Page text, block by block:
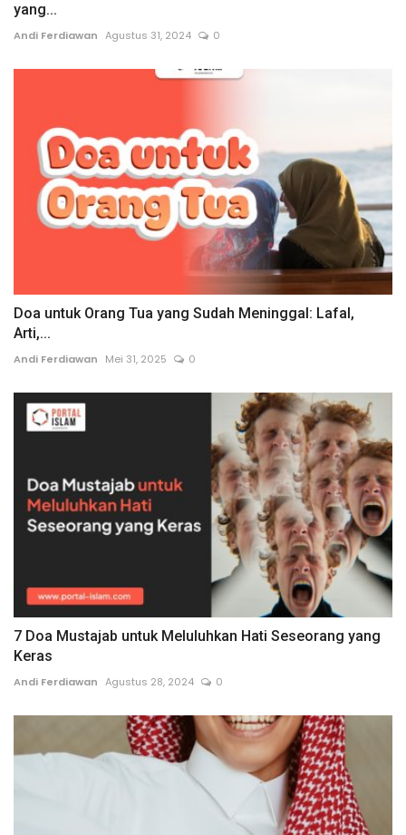
yang...
Andi Ferdiawan Agustus 31, 2024 0
Doa untuk Orang Tua yang Sudah Meninggal: Lafal,
Arti,...
Andi Ferdiawan Mei 31, 2025 0
7 Doa Mustajab untuk Meluluhkan Hati Seseorang yang
Keras
Andi Ferdiawan Agustus 28, 2024 0